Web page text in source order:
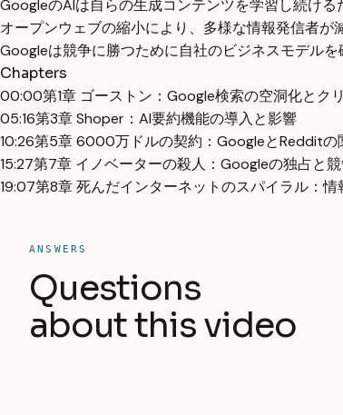
GoogleのAIは自らの生成コンテンツを学習し続け
オープンウェブの縮小により、多様な情報発信者が
Googleは競争に勝つために自社のビジネスモデル
Chapters
00:00第1章 ゴーストン：Google検索の空洞化とク
05:16第3章 Shoper：AI要約機能の導入と影響
10:26第5章 6000万ドルの契約：GoogleとRedditの
15:27第7章 イノベーターの殺人：Googleの独占と
19:07第8章 死んだインターネットのスパイラル：
ANSWERS
Questions
about this video